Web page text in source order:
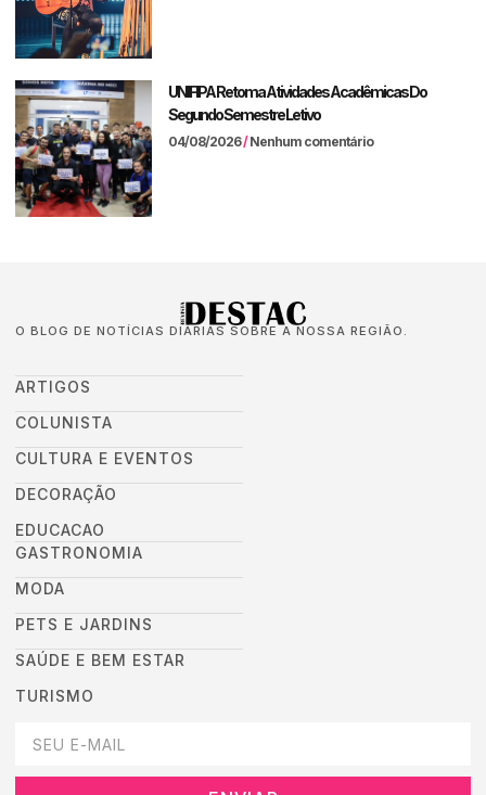
UNIFIPA Retoma Atividades Acadêmicas Do
Segundo Semestre Letivo
04/08/2026 Nenhum comentário
O BLOG DE NOTÍCIAS DIÁRIAS SOBRE A NOSSA REGIÃO.
ARTIGOS
COLUNISTA
CULTURA E EVENTOS
DECORAÇÃO
EDUCACAO
GASTRONOMIA
MODA
PETS E JARDINS
SAÚDE E BEM ESTAR
TURISMO